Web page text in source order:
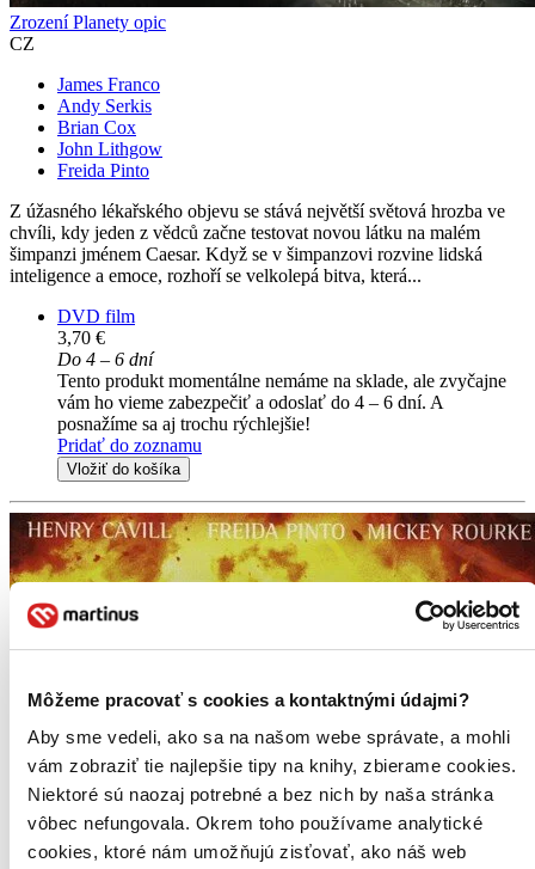
Môžeme pracovať s cookies a kontaktnými údajmi?
Aby sme vedeli, ako sa na našom webe správate, a mohli
vám zobraziť tie najlepšie tipy na knihy, zbierame cookies.
Niektoré sú naozaj potrebné a bez nich by naša stránka
vôbec nefungovala. Okrem toho používame analytické
cookies, ktoré nám umožňujú zisťovať, ako náš web
Zrození Planety opic
CZ
James Franco
Andy Serkis
Brian Cox
John Lithgow
Freida Pinto
Z úžasného lékařského objevu se stává největší světová hrozba ve
chvíli, kdy jeden z vědců začne testovat novou látku na malém
šimpanzi jménem Caesar. Když se v šimpanzovi rozvine lidská
inteligence a emoce, rozhoří se velkolepá bitva, která...
DVD film
3,70 €
Do 4 – 6 dní
Tento produkt momentálne nemáme na sklade, ale zvyčajne
vám ho vieme zabezpečiť a odoslať do 4 – 6 dní. A
posnažíme sa aj trochu rýchlejšie!
Pridať do zoznamu
Vložiť do košíka